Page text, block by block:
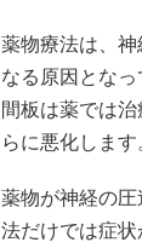
薬物療法は、
なる原因とな
間板は薬では
らに悪化します
薬物が神経の
法だけでは症状